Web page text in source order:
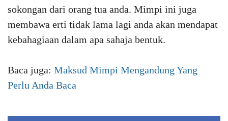
sokongan dari orang tua anda. Mimpi ini juga
membawa erti tidak lama lagi anda akan mendapat
kebahagiaan dalam apa sahaja bentuk.
Baca juga: Maksud Mimpi Mengandung Yang
Perlu Anda Baca